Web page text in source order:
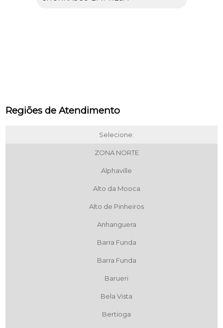
Regiões de Atendimento
Selecione:
ZONA NORTE
Alphaville
Alto da Mooca
Alto de Pinheiros
Anhanguera
Barra Funda
Barra Funda
Barueri
Bela Vista
Bertioga